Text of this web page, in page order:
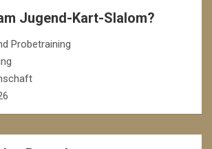
Jugend-Kart-Slalom?
Probetraining